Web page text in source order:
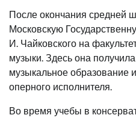
После окончания средней
Московскую
И. Чайковского на
музыки. Здесь она
музыкальное образование
оперного исполнителя.
Во время учебы в